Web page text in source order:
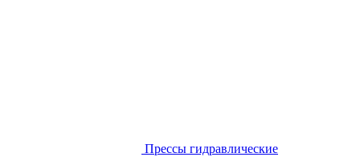
Прессы гидравлические